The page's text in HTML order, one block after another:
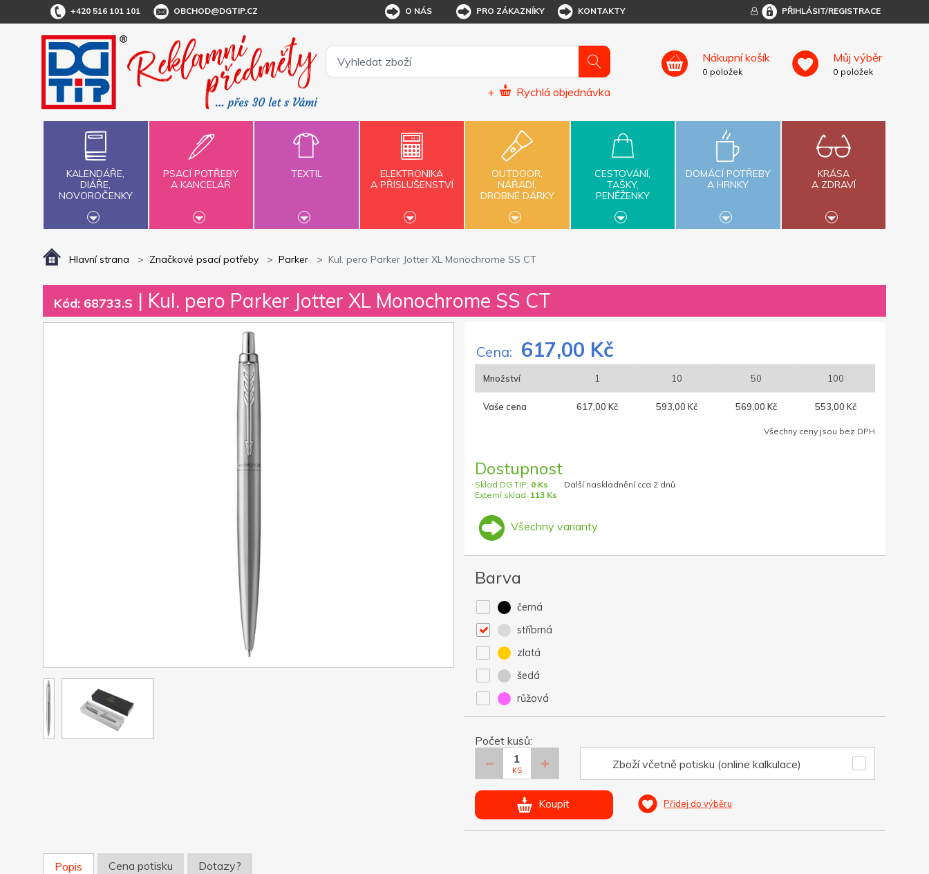
+420 516 101 101 OBCHOD@DGTIP.CZ O NÁS PRO ZÁKAZNÍKY KONTAKTY PŘIHLÁSIT/REGISTRACE
+ Rychlá objednávka
Nákupní košík
0 položek
Můj výběr
0 položek
KALENDÁŘE,
DIÁŘE,
NOVOROČENKY
PSACÍ POTŘEBY
A KANCELÁŘ
TEXTIL
ELEKTRONIKA
A PŘÍSLUŠENSTVÍ
OUTDOOR,
NÁŘADÍ,
DROBNÉ DÁRKY
CESTOVÁNÍ,
TAŠKY,
PENĚŽENKY
DOMÁCÍ POTŘEBY
A HRNKY
KRÁSA
A ZDRAVÍ
Hlavní strana Značkové psací potřeby Parker Kul. pero Parker Jotter XL Monochrome SS CT
Kód: 68733.S | Kul. pero Parker Jotter XL Monochrome SS CT
Cena: 617,00 Kč
Množství 1 10 50 100
Vaše cena 617,00 Kč 593,00 Kč 569,00 Kč 553,00 Kč
Všechny ceny jsou bez DPH
Dostupnost
Sklad DG TIP: 0 Ks
Externí sklad: 113 Ks
Další naskladnění cca 2 dnů
Všechny varianty
Barva
černá
stříbrná
zlatá
šedá
růžová
Počet kusů:
KS Zboží včetně potisku (online kalkulace)
Koupit Přidej do výběru
Popis Cena potisku Dotazy?